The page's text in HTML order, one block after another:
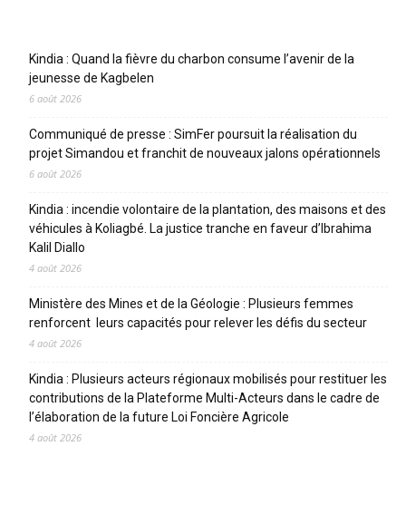
Kindia : Quand la fièvre du charbon consume l’avenir de la
jeunesse de Kagbelen
6 août 2026
Communiqué de presse : SimFer poursuit la réalisation du
projet Simandou et franchit de nouveaux jalons opérationnels
6 août 2026
Kindia : incendie volontaire de la plantation, des maisons et des
véhicules à Koliagbé. La justice tranche en faveur d’Ibrahima
Kalil Diallo
4 août 2026
Ministère des Mines et de la Géologie : Plusieurs femmes
renforcent leurs capacités pour relever les défis du secteur
4 août 2026
Kindia : Plusieurs acteurs régionaux mobilisés pour restituer les
contributions de la Plateforme Multi-Acteurs dans le cadre de
l’élaboration de la future Loi Foncière Agricole
4 août 2026